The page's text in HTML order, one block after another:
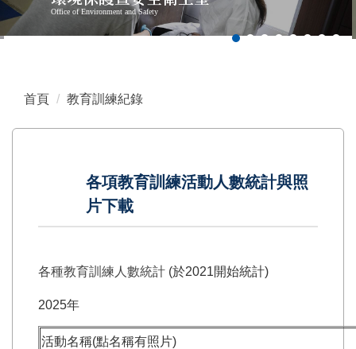
Office of Environment and Safety
首頁 教育訓練紀錄
各項教育訓練活動人數統計與照
片下載
各種教育訓練人數統計 (於2021開始統計)
2025年
活動名稱(點名稱有照片)